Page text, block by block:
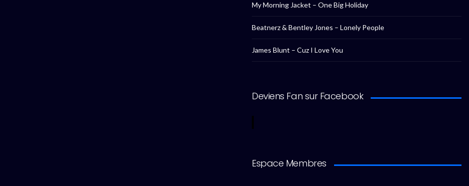
My Morning Jacket – One Big Holiday
Beatnerz & Bentley Jones – Lonely People
James Blunt – Cuz I Love You
Deviens Fan sur Facebook
Espace Membres